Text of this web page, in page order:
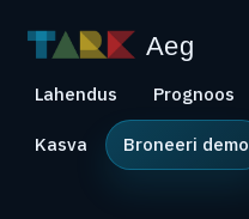
Aeg
Lahendus Prognoos
Kasva Broneeri demo